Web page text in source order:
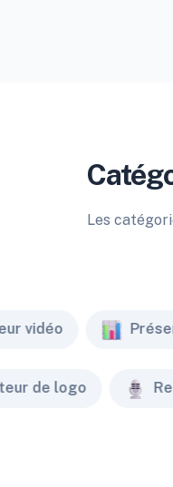
Les
vidéo
de logo